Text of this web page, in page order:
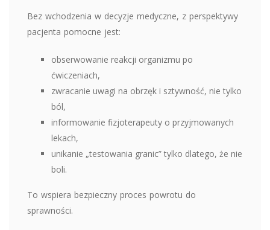
Bez wchodzenia w decyzje medyczne, z perspektywy
pacjenta pomocne jest:
obserwowanie reakcji organizmu po
ćwiczeniach,
zwracanie uwagi na obrzęk i sztywność, nie tylko
ból,
informowanie fizjoterapeuty o przyjmowanych
lekach,
unikanie „testowania granic” tylko dlatego, że nie
boli.
To wspiera bezpieczny proces powrotu do
sprawności.